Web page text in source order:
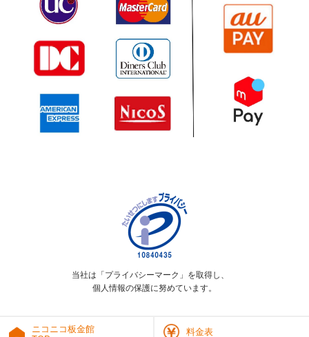
当社は「プライバシーマーク」を取得し、
個人情報の保護に努めています。
ニコニコ板金館
料金表